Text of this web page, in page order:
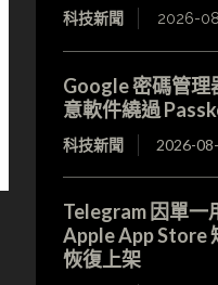
科技新聞 2026-
Google 密碼管
意軟件繞過
科技新聞 2026-
Telegram 因單一
Apple App Store
恢復上架